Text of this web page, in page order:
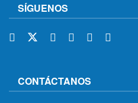
SÍGUENOS
CONTÁCTANOS